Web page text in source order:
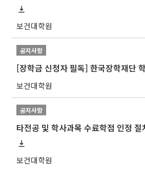
보건대학원
공지사항
보건대학원
공지사항
타전공 및 학사과목 수료학점 인정
보건대학원